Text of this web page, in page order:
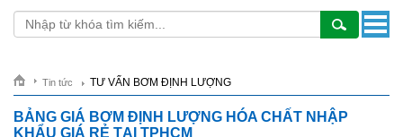
Tin tức TƯ VẤN BƠM ĐỊNH LƯỢNG
BẢNG GIÁ BƠM ĐỊNH LƯỢNG HÓA CHẤT NHẬP
KHẨU GIÁ RẺ TẠI TPHCM